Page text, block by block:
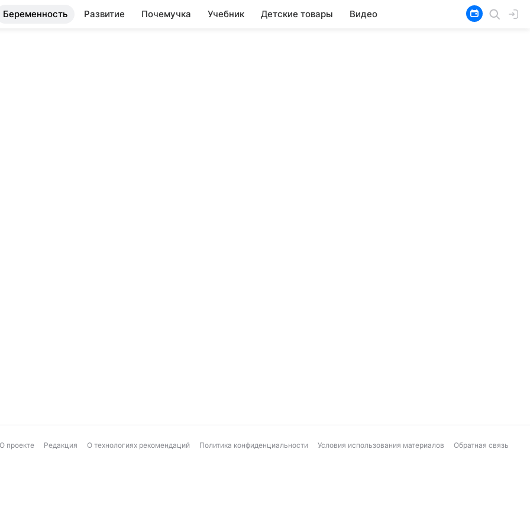
Беременность Развитие Почемучка Учебник Детские товары Видео
О проекте Редакция О технологиях рекомендаций Политика конфиденциальности Условия использования материалов Обратная связь